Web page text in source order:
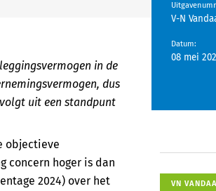
in de
dus
uit een standpunt
objectieve
concern hoger is dan
2024) over het
V-N
Datum:
08 mei
VN